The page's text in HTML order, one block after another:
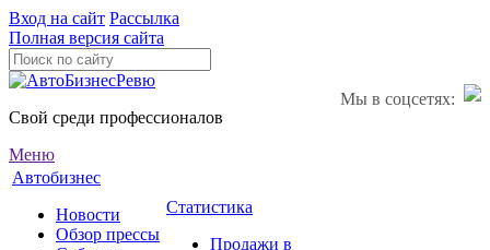
Вход на сайт Рассылка
Полная версия сайта
Мы в соцсетях:
Свой среди профессионалов
Меню
Автобизнес
Новости
Обзор прессы
Статистика
Продажи в